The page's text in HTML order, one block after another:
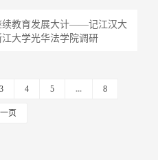
续教育发展大计——记江汉大
大学光华法学院调研
3 4 5 ... 8
一页